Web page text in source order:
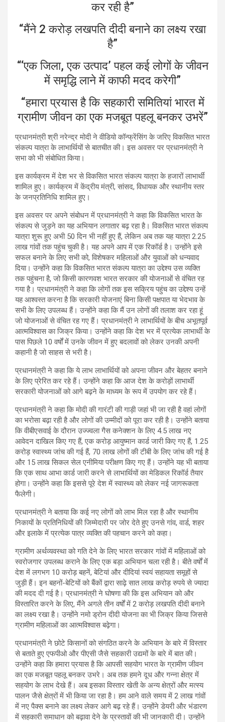
कर रही है”
“मैंने 2 करोड़ लखपति दीदी बनाने का लक्ष्य रखा
है”
“‘एक जिला, एक उत्पाद’ पहल कई लोगों के जीवन
में समृद्धि लाने में काफी मदद करेगी”
“हमारा प्रयास है कि सहकारी समितियां भारत में
ग्रामीण जीवन का एक मजबूत पहलू बनकर उभरें”
प्रधानमंत्री श्री नरेन्द्र मोदी ने वीडियो कॉन्फ्रेंसिंग के जरिए विकसित भारत
संकल्प यात्रा के लाभार्थियों से बातचीत की। इस अवसर पर प्रधानमंत्री ने
सभा को भी संबोधित किया।
इस कार्यक्रम में देश भर से विकसित भारत संकल्प यात्रा के हजारों लाभार्थी
शामिल हुए। कार्यक्रम में केंद्रीय मंत्री, सांसद, विधायक और स्थानीय स्तर
के जनप्रतिनिधि शामिल हुए।
इस अवसर पर अपने संबोधन में प्रधानमंत्री ने कहा कि विकसित भारत के
संकल्प से जुड़ने का यह अभियान लगातार बढ़ रहा है। विकसित भारत संकल्प
यात्रा शुरू हुए अभी 50 दिन भी नहीं हुए हैं, लेकिन अब तक यह यात्रा 2.25
लाख गांवों तक पहुंच चुकी है। यह अपने आप में एक रिकॉर्ड है। उन्होंने इसे
सफल बनाने के लिए सभी को, विशेषकर महिलाओं और युवाओं को धन्यवाद
दिया। उन्होंने कहा कि विकसित भारत संकल्प यात्रा का उद्देश्य उस व्यक्ति
तक पहुंचना है, जो किसी कारणवश भारत सरकार की योजनाओं से वंचित रह
गया है। प्रधानमंत्री ने कहा कि लोगों तक इस सक्रिय पहुंच का उद्देश्य उन्हें
यह आश्वस्त करना है कि सरकारी योजनाएं बिना किसी पक्षपात या भेदभाव के
सभी के लिए उपलब्ध हैं। उन्होंने कहा कि मैं उन लोगों की तलाश कर रहा हूं
जो योजनाओं से वंचित रह गए हैं। प्रधानमंत्री ने लाभार्थियों के बीच अभूतपूर्व
आत्मविश्वास का जिक्र किया। उन्होंने कहा कि देश भर में प्रत्येक लाभार्थी के
पास पिछले 10 वर्षों में उनके जीवन में हुए बदलावों को लेकर उनकी अपनी
कहानी है जो साहस से भरी है।
प्रधानमंत्री ने कहा कि ये लाभ लाभार्थियों को अपना जीवन और बेहतर बनाने
के लिए प्रेरित कर रहे हैं। उन्होंने कहा कि आज देश के करोड़ों लाभार्थी
सरकारी योजनाओं को आगे बढ़ने के माध्यम के रूप में उपयोग कर रहे हैं।
प्रधानमंत्री ने कहा कि मोदी की गारंटी की गाड़ी जहां भी जा रही है वहां लोगों
का भरोसा बढ़ा रही है और लोगों की उम्मीदों को पूरा कर रही है। उन्होंने बताया
कि वीबीएसवाई के दौरान उज्ज्वला गैस कनेक्शन के लिए 4.5 लाख नए
आवेदन दाखिल किए गए हैं, एक करोड़ आयुष्मान कार्ड जारी किए गए हैं, 1.25
करोड़ स्वास्थ्य जांच की गई हैं, 70 लाख लोगों की टीबी के लिए जांच की गई है
और 15 लाख सिकल सेल एनीमिया परीक्षण किए गए हैं। उन्होंने यह भी बताया
कि एक साथ आभा कार्ड जारी करने से लाभार्थियों का मेडिकल रिकॉर्ड तैयार
होगा। उन्होंने कहा कि इससे पूरे देश में स्वास्थ्य को लेकर नई जागरूकता
फैलेगी।
प्रधानमंत्री ने बताया कि कई नए लोगों को लाभ मिल रहा है और स्थानीय
निकायों के प्रतिनिधियों की जिम्मेदारी पर जोर देते हुए उनसे गांव, वार्ड, शहर
और इलाके में प्रत्येक पात्र व्यक्ति की पहचान करने को कहा।
ग्रामीण अर्थव्यवस्था को गति देने के लिए भारत सरकार गांवों में महिलाओं को
स्वरोजगार उपलब्ध कराने के लिए एक बड़ा अभियान चला रही है। बीते वर्षों में
देश में लगभग 10 करोड़ बहनें, बेटियां और दीदियां स्वयं सहायता समूहों से
जुड़ी हैं। इन बहनों-बेटियों को बैंकों द्वारा साढ़े सात लाख करोड़ रुपये से ज्यादा
की मदद दी गई है। प्रधानमंत्री ने घोषणा की कि इस अभियान को और
विस्तारित करने के लिए, मैंने अगले तीन वर्षों में 2 करोड़ लखपति दीदी बनाने
का लक्ष्य रखा है। उन्होंने नमो ड्रोन दीदी योजना का भी जिक्र किया जिससे
ग्रामीण महिलाओं का आत्मविश्वास बढ़ेगा।
प्रधानमंत्री ने छोटे किसानों को संगठित करने के अभियान के बारे में विस्तार
से बताते हुए एफपीओ और पीएसी जैसे सहकारी उद्यमों के बारे में बात की।
उन्होंने कहा कि हमारा प्रयास है कि आपसी सहयोग भारत के ग्रामीण जीवन
का एक मजबूत पहलू बनकर उभरे। अब तक हमने दूध और गन्ना क्षेत्र में
सहयोग के लाभ देखे हैं। अब इसका विस्तार खेती के अन्य क्षेत्रों और मत्स्य
पालन जैसे क्षेत्रों में भी किया जा रहा है। हम आने वाले समय में 2 लाख गांवों
में नए पैक्स बनाने का लक्ष्य लेकर आगे बढ़ रहे हैं। उन्होंने डेयरी और भंडारण
में सहकारी समाधान को बढ़ावा देने के प्रस्तावों की भी जानकारी दी। उन्होंने